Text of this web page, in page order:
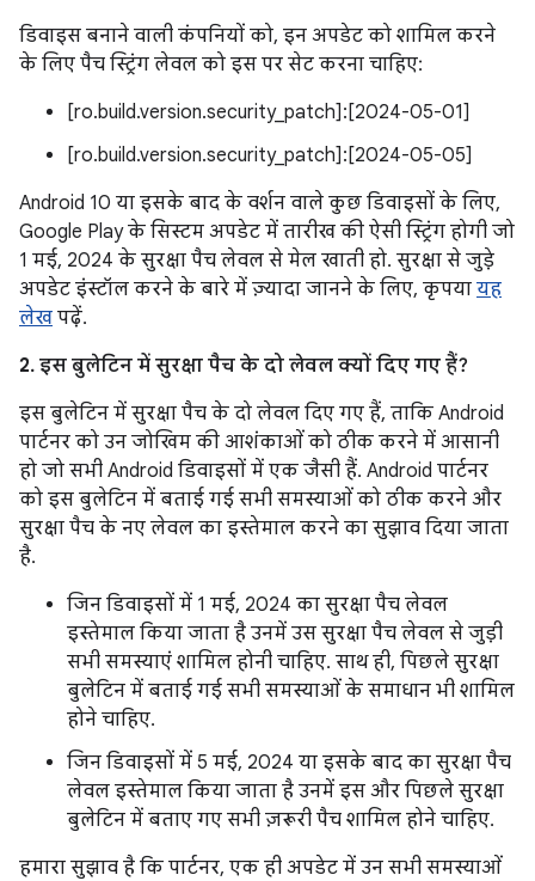
डिवाइस बनाने वाली कंपनियों को, इन अपडेट को शामिल करने
के लिए पैच स्ट्रिंग लेवल को इस पर सेट करना चाहिए:
[ro.build.version.security_patch]:[2024-05-01]
[ro.build.version.security_patch]:[2024-05-05]
Android 10 या इसके बाद के वर्शन वाले कुछ डिवाइसों के लिए,
Google Play के सिस्टम अपडेट में तारीख की ऐसी स्ट्रिंग होगी जो
1 मई, 2024 के सुरक्षा पैच लेवल से मेल खाती हो. सुरक्षा से जुड़े
अपडेट इंस्टॉल करने के बारे में ज़्यादा जानने के लिए, कृपया यह
लेख पढ़ें.
2. इस बुलेटिन में सुरक्षा पैच के दो लेवल क्यों दिए गए हैं?
इस बुलेटिन में सुरक्षा पैच के दो लेवल दिए गए हैं, ताकि Android
पार्टनर को उन जोखिम की आशंकाओं को ठीक करने में आसानी
हो जो सभी Android डिवाइसों में एक जैसी हैं. Android पार्टनर
को इस बुलेटिन में बताई गई सभी समस्याओं को ठीक करने और
सुरक्षा पैच के नए लेवल का इस्तेमाल करने का सुझाव दिया जाता
है.
जिन डिवाइसों में 1 मई, 2024 का सुरक्षा पैच लेवल
इस्तेमाल किया जाता है उनमें उस सुरक्षा पैच लेवल से जुड़ी
सभी समस्याएं शामिल होनी चाहिए. साथ ही, पिछले सुरक्षा
बुलेटिन में बताई गई सभी समस्याओं के समाधान भी शामिल
होने चाहिए.
जिन डिवाइसों में 5 मई, 2024 या इसके बाद का सुरक्षा पैच
लेवल इस्तेमाल किया जाता है उनमें इस और पिछले सुरक्षा
बुलेटिन में बताए गए सभी ज़रूरी पैच शामिल होने चाहिए.
हमारा सुझाव है कि पार्टनर, एक ही अपडेट में उन सभी समस्याओं